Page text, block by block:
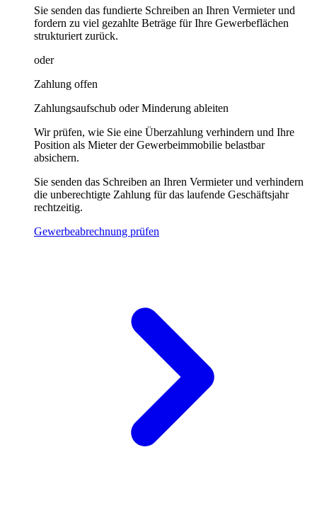
Sie senden das fundierte Schreiben an Ihren Vermieter und
fordern zu viel gezahlte Beträge für Ihre Gewerbeflächen
strukturiert zurück.
oder
Zahlung offen
Zahlungsaufschub oder Minderung ableiten
Wir prüfen, wie Sie eine Überzahlung verhindern und Ihre
Position als Mieter der Gewerbeimmobilie belastbar
absichern.
Sie senden das Schreiben an Ihren Vermieter und verhindern
die unberechtigte Zahlung für das laufende Geschäftsjahr
rechtzeitig.
Gewerbeabrechnung prüfen